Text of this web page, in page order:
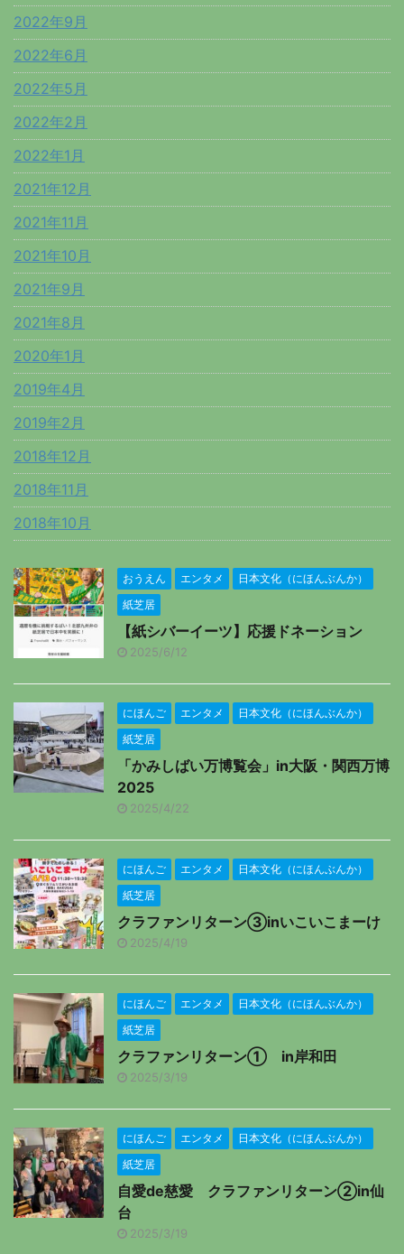
2022年9月
2022年6月
2022年5月
2022年2月
2022年1月
2021年12月
2021年11月
2021年10月
2021年9月
2021年8月
2020年1月
2019年4月
2019年2月
2018年12月
2018年11月
2018年10月
おうえん エンタメ
日本文化（にほんぶんか）
紙芝居
【紙シバーイーツ】応援ドネーション
2025/6/12
にほんご エンタメ
日本文化（にほんぶんか）
紙芝居
「かみしばい万博覧会」in大阪・関西万博
2025
2025/4/22
にほんご エンタメ
日本文化（にほんぶんか）
紙芝居
クラファンリターン③inいこいこまーけ
2025/4/19
にほんご エンタメ
日本文化（にほんぶんか）
紙芝居
クラファンリターン① in岸和田
2025/3/19
にほんご エンタメ
日本文化（にほんぶんか）
紙芝居
自愛de慈愛 クラファンリターン②in仙
台
2025/3/19